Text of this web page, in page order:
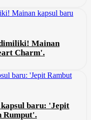
Mainan
Charm'.
baru: 'Jepit
Rumput'.